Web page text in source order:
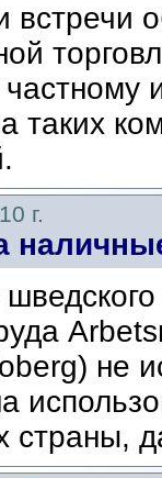
встречи
таких
г.
не
страны,